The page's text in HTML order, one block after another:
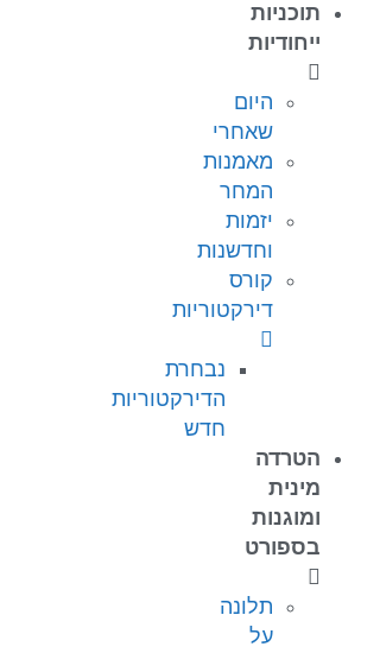
תוכניות
ייחודיות
היום
שאחרי
מאמנות
המחר
יזמות
וחדשנות
קורס
דירקטוריות
נבחרת
הדירקטוריות
חדש
הטרדה
מינית
ומוגנות
בספורט
תלונה
על